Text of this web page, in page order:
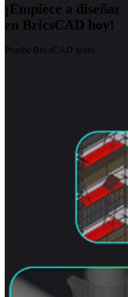
¡Empiece a diseñar
en BricsCAD hoy!
Pruebe BricsCAD gratis